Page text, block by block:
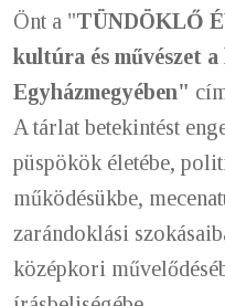
Önt a "TÜNDÖKLŐ
kultúra és művészet
Egyházmegyében"
A tárlat betekintést
püspökök életébe,
működésükbe,
zarándoklási
középkori